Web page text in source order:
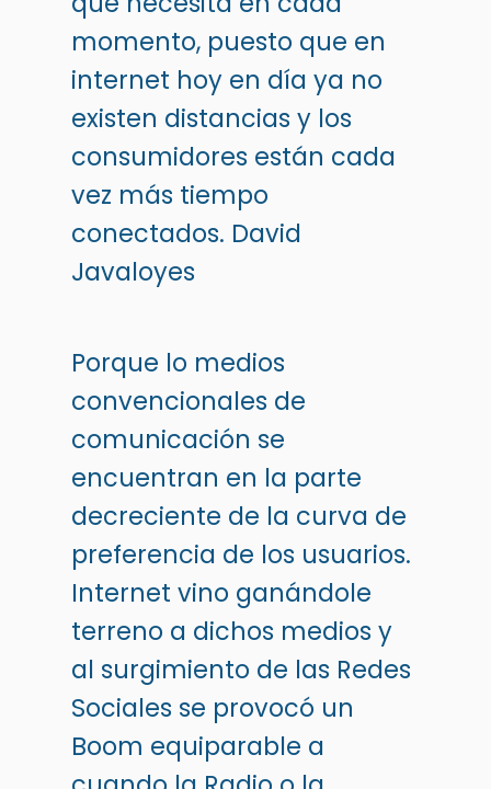
momento, puesto que en
internet hoy en día ya no
existen distancias y los
consumidores están cada
vez más tiempo
conectados. David
Javaloyes
Porque lo medios
convencionales de
comunicación se
encuentran en la parte
decreciente de la curva de
preferencia de los usuarios.
Internet vino ganándole
terreno a dichos medios y
al surgimiento de las Redes
Sociales se provocó un
Boom equiparable a